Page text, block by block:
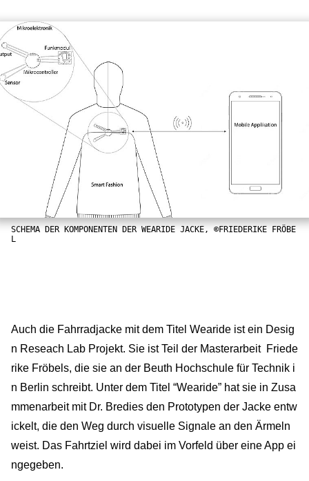
SCHEMA DER KOMPONENTEN DER WEARIDE JACKE, ©FRIEDERIKE FRÖBE
L
Auch die Fahrradjacke mit dem Titel Wearide ist ein Desig
n Reseach Lab Projekt. Sie ist Teil der Masterarbeit Friede
rike Fröbels, die sie an der Beuth Hochschule für Technik i
n Berlin schreibt. Unter dem Titel “Wearide” hat sie in Zusa
mmenarbeit mit Dr. Bredies den Prototypen der Jacke entw
ickelt, die den Weg durch visuelle Signale an den Ärmeln
weist. Das Fahrtziel wird dabei im Vorfeld über eine App ei
ngegeben.